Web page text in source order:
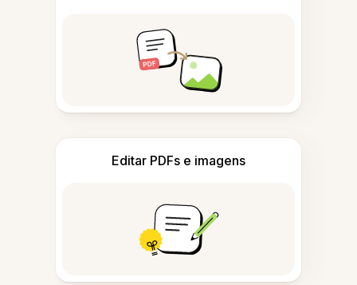
Editar PDFs e imagens